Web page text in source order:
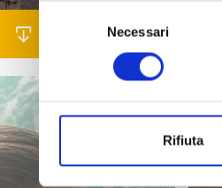
Selezione
Necessari
Rifiuta